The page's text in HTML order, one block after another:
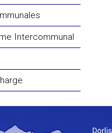
Intercommunal